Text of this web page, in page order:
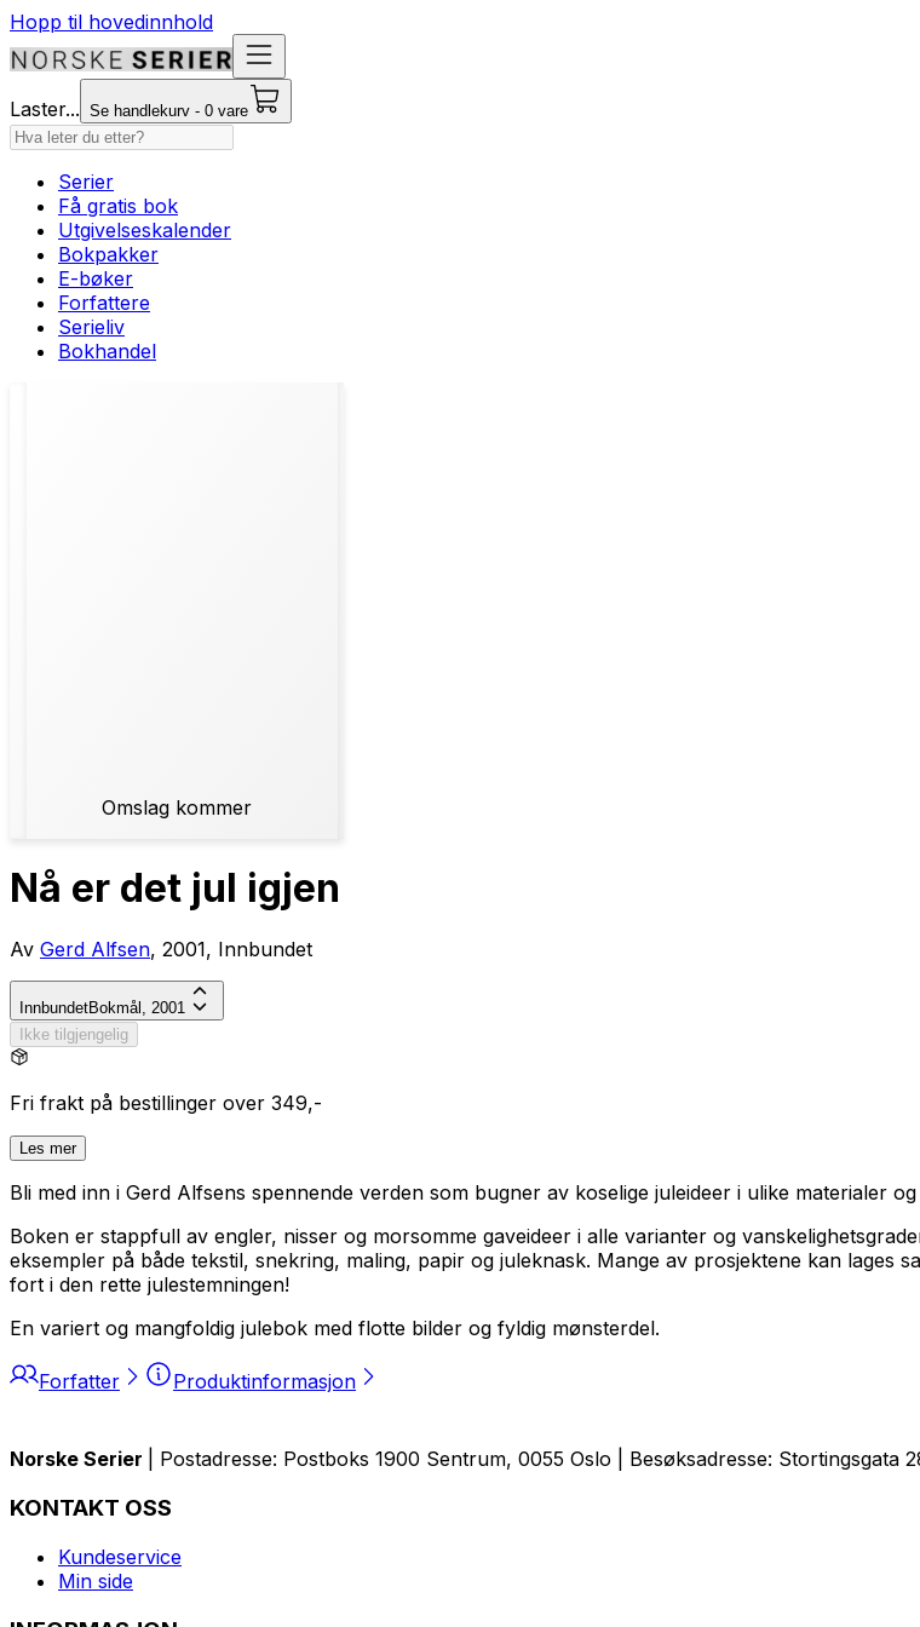
Hopp til hovedinnhold
Laster... Se handlekurv - 0 vare
Serier
Få gratis bok
Utgivelseskalender
Bokpakker
E-bøker
Forfattere
Serieliv
Bokhandel
Omslag kommer
Nå er det jul igjen
Av Gerd Alfsen, 2001, Innbundet
InnbundetBokmål, 2001
Ikke tilgjengelig
Fri frakt på bestillinger over 349,-
Les mer
Bli med inn i Gerd Alfsens spennende verden som bugner av koselige juleideer i ulike materialer
Boken er stappfull av engler, nisser og morsomme gaveideer i alle varianter og
eksempler på både tekstil, snekring, maling, papir og juleknask. Mange av prosjektene kan lages
fort i den rette julestemningen!
En variert og mangfoldig julebok med flotte bilder og fyldig mønsterdel.
Forfatter Produktinformasjon
Norske Serier | Postadresse: Postboks 1900 Sentrum, 0055 Oslo | Besøksadresse: Stortingsgata
KONTAKT OSS
Kundeservice
Min side